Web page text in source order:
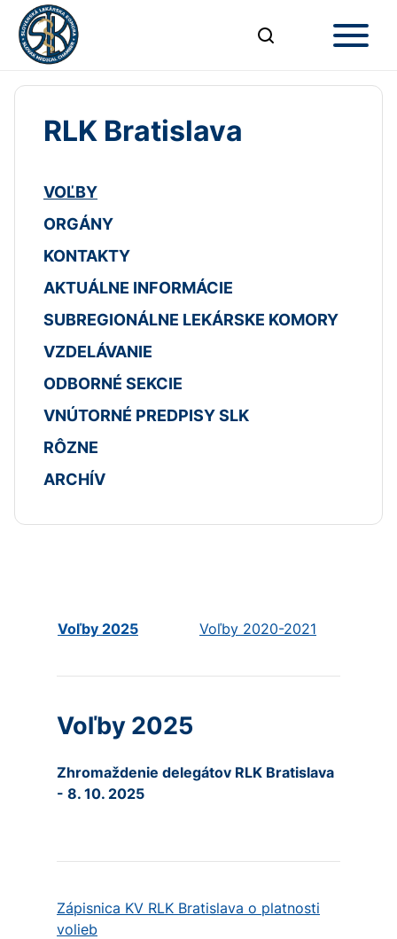
RLK Bratislava
VOĽBY
ORGÁNY
KONTAKTY
AKTUÁLNE INFORMÁCIE
SUBREGIONÁLNE LEKÁRSKE KOMORY
VZDELÁVANIE
ODBORNÉ SEKCIE
VNÚTORNÉ PREDPISY SLK
RÔZNE
ARCHÍV
Voľby 2025 Voľby 2020-2021
Voľby 2025
Zhromaždenie delegátov RLK Bratislava
- 8. 10. 2025
Zápisnica KV RLK Bratislava o platnosti
volieb